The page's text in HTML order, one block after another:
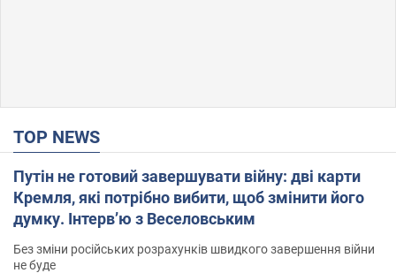
TOP NEWS
Путін не готовий завершувати війну: дві карти
Кремля, які потрібно вибити, щоб змінити його
думку. Інтерв’ю з Веселовським
Без зміни російських розрахунків швидкого завершення війни
не буде